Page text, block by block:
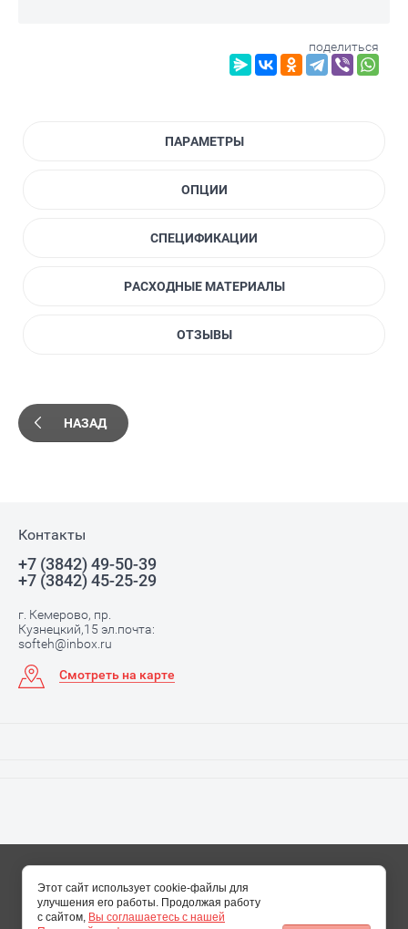
поделиться
ПАРАМЕТРЫ
ОПЦИИ
СПЕЦИФИКАЦИИ
РАСХОДНЫЕ МАТЕРИАЛЫ
ОТЗЫВЫ
НАЗАД
Контакты
+7 (3842) 49-50-39
+7 (3842) 45-25-29
г. Кемерово, пр.
Кузнецкий,15 эл.почта:
softeh@inbox.ru
Смотреть на карте
Сайт разработан в Мегагрупп.ру
Этот сайт использует cookie-файлы для
улучшения его работы. Продолжая работу
с сайтом, Вы соглашаетесь с нашей